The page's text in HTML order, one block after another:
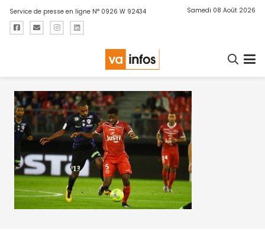
Service de presse en ligne N° 0926 W 92434 Samedi 08 Août 2026